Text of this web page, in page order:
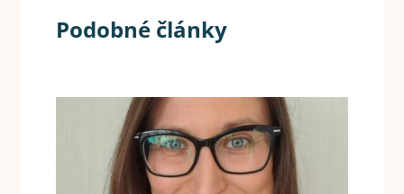
Podobné články